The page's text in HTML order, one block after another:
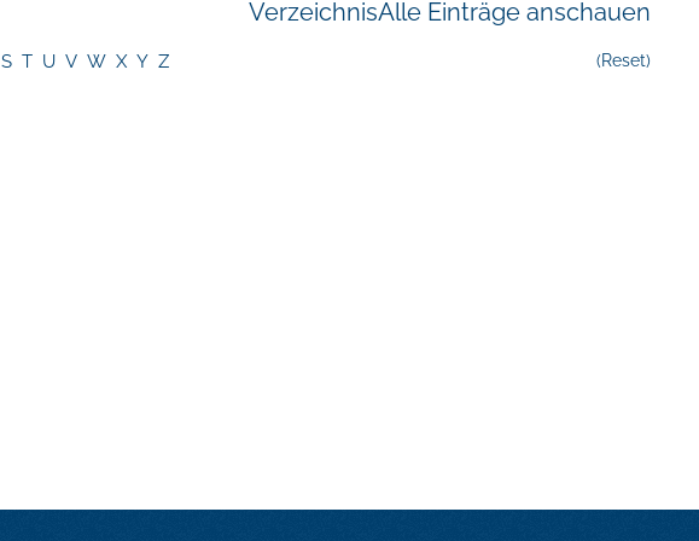
VerzeichnisAlle Einträge anschauen
S T U V W X Y Z (Reset)